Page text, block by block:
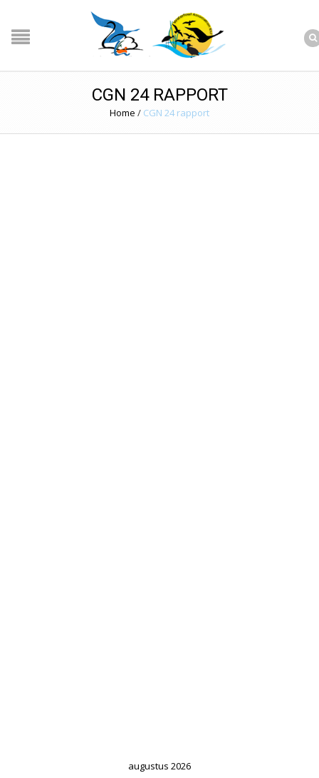
CGN 24 RAPPORT
Home / CGN 24 rapport
augustus 2026